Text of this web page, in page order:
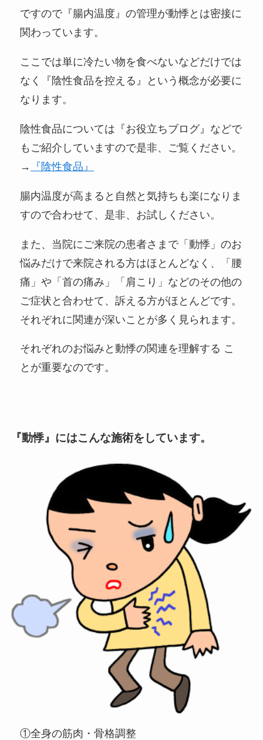
ですので『腸内温度』の管理が動悸とは密接に
関わっています。
ここでは単に冷たい物を食べないなどだけでは
なく『陰性食品を控える』という概念が必要に
なります。
陰性食品については『お役立ちブログ』などで
もご紹介していますので是非、ご覧ください。
→
『陰性食品』
腸内温度が高まると自然と気持ちも楽になりま
すので合わせて、是非、お試しください。
また、当院にご来院の患者さまで「動悸」のお
悩みだけで来院される方はほとんどなく、「腰
痛」や「首の痛み」「肩こり」などのその他の
ご症状と合わせて、訴える方がほとんどです。
それぞれに関連が深いことが多く見られます。
それぞれのお悩みと動悸の関連を理解する こ
とが重要なのです。
『動悸』にはこんな施術をしています。
①全身の筋肉・骨格調整